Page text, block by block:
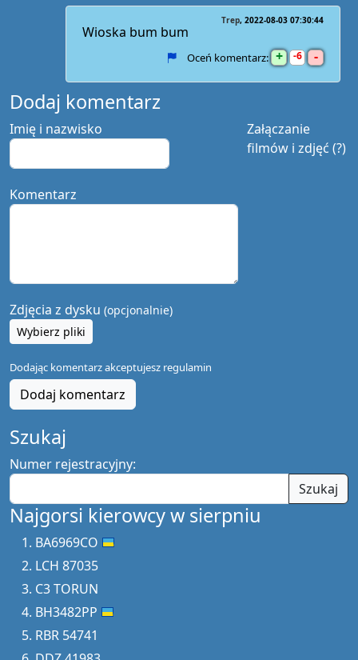
Trep 2022-08-03 07:30:44
Wioska bum bum
Oceń komentarz: + 6 -
Dodaj komentarz
Załączanie
filmów i zdjęć (?)
Imię i nazwisko
Komentarz
Zdjęcia z dysku (opcjonalnie)
Wybierz pliki
Dodając komentarz akceptujesz regulamin
Dodaj komentarz
Szukaj
Numer rejestracyjny:
Szukaj
Najgorsi kierowcy w sierpniu
BA6969CO
LCH 87035
C3 TORUN
BH3482PP
RBR 54741